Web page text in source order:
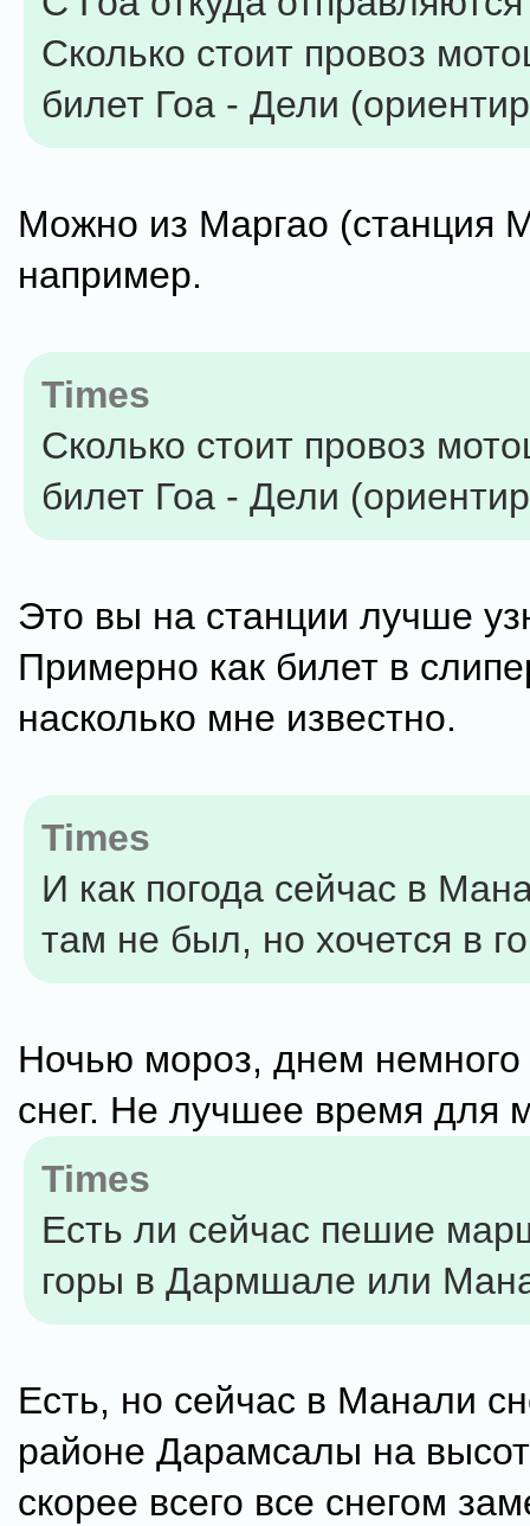
Сколько стоит провоз
билет Гоа - Дели
Можно из Маргао (станция
например.
Times
Сколько стоит провоз
билет Гоа - Дели
Это вы на станции лучше
Примерно как билет в
насколько мне известно.
Times
И как погода сейчас в
там не был, но хочется в
Ночью мороз, днем немного
снег. Не лучшее время для
Times
Есть ли сейчас пешие
горы в Дармшале или
Есть, но сейчас в Манали
районе Дарамсалы на
скорее всего все снегом